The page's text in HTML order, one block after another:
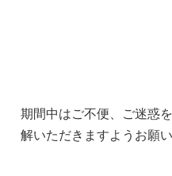
期間中はご不便、ご迷惑
解いただきますようお願